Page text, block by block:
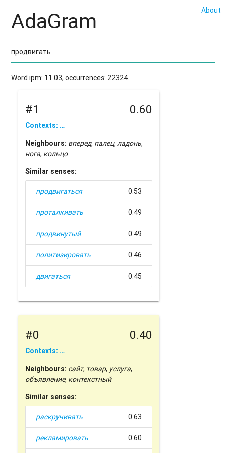
About
AdaGram
Word ipm: 11.03, occurrences: 22324.
#1 0.60
Contexts: …
Neighbours: вперед, палец,ладонь,
нога, кольцо
Similar senses:
продвигаться 0.53
проталкивать 0.49
продвинутый 0.49
политизировать 0.46
двигаться 0.45
#0 0.40
Contexts: …
Neighbours: сайт, товар, услуга,
объявление, контекстный
Similar senses:
раскручивать 0.63
рекламировать 0.60